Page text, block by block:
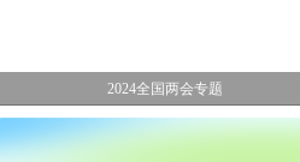
2024全国两会专题